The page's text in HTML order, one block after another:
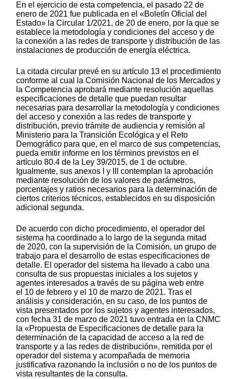
En el ejercicio de esta competencia, el pasado 22 de
enero de 2021 fue publicada en el «Boletín Oficial del
Estado» la Circular 1/2021, de 20 de enero, por la que se
establece la metodología y condiciones del acceso y de
la conexión a las redes de transporte y distribución de las
instalaciones de producción de energía eléctrica.
La citada circular prevé en su artículo 13 el procedimiento
conforme al cual la Comisión Nacional de los Mercados y
la Competencia aprobará mediante resolución aquellas
especificaciones de detalle que puedan resultar
necesarias para desarrollar la metodología y condiciones
del acceso y conexión a las redes de transporte y
distribución, previo trámite de audiencia y remisión al
Ministerio para la Transición Ecológica y el Reto
Demográfico para que, en el marco de sus competencias,
pueda emitir informe en los términos previstos en el
artículo 80.4 de la Ley 39/2015, de 1 de octubre.
Igualmente, sus anexos I y III contemplan la aprobación
mediante resolución de los valores de parámetros,
porcentajes y ratios necesarios para la determinación de
ciertos criterios técnicos, establecidos en su disposición
adicional segunda.
De acuerdo con dicho procedimiento, el operador del
sistema ha coordinado a lo largo de la segunda mitad
de 2020, con la supervisión de la Comisión, un grupo de
trabajo para el desarrollo de estas especificaciones de
detalle. El operador del sistema ha llevado a cabo una
consulta de sus propuestas iniciales a los sujetos y
agentes interesados a través de su página web entre
el 10 de febrero y el 10 de marzo de 2021. Tras el
análisis y consideración, en su caso, de los puntos de
vista presentados por los sujetos y agentes interesados,
con fecha 31 de marzo de 2021 tuvo entrada en la CNMC
la «Propuesta de Especificaciones de detalle para la
determinación de la capacidad de acceso a la red de
transporte y a las redes de distribución», remitida por el
operador del sistema y acompañada de memoria
justificativa razonando la inclusión o no de los puntos de
vista resultantes de la consulta.